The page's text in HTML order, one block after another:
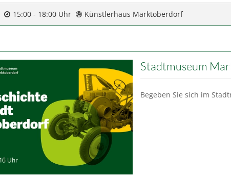
15:00 - 18:00 Uhr Künstlerhaus Marktoberdorf
Stadtmuseum
Begeben Sie sich im